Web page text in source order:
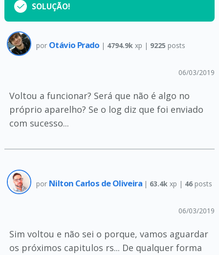
SOLUÇÃO!
por Otávio Prado | 4794.9k xp | 9225 posts
06/03/2019
Voltou a funcionar? Será que não é algo no
próprio aparelho? Se o log diz que foi enviado
com sucesso...
por Nilton Carlos de Oliveira | 63.4k xp | 46 posts
06/03/2019
Sim voltou e não sei o porque, vamos aguardar
os próximos capitulos rs... De qualquer forma